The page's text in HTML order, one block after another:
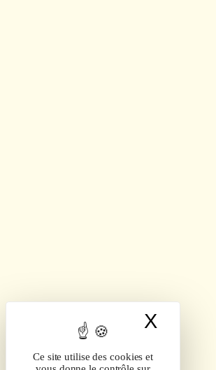
Ce site utilise des cookies et
X